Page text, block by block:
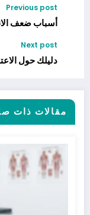
Previous post
أسباب ضعف
Next post
دليلك حول
مقالات ذات